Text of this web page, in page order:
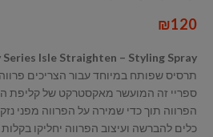
₪120
Isle Straighten – Styling Spray
תרסיס שפותח במיוחד עבור הצריכים
ספריי זה המועשר מאקסטרקט של קליפת
הפרווה תוך כדי שמירה על הפרווה מפני
כלים להברשה ועיצוב הפרווה יחליקו בקלות